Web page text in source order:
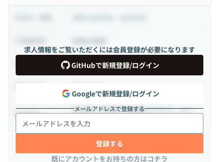
求人情報をご覧いただくには会員登録が必要になります
GitHubで新規登録/ログイン
Googleで新規登録/ログイン
メールアドレスで登録する
登録する
既にアカウントをお持ちの方はコチラ
正社員
勤務地
東京都 千代田区 九段南4-7-22 ラ・メゾ
ン・ド・シャルー406号室